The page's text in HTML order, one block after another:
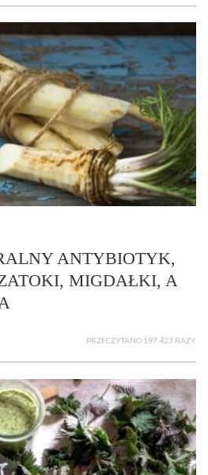
ANTYBIOTYK,
MIGDAŁKI, A
PRZECZYTANO 197 423 RAZY